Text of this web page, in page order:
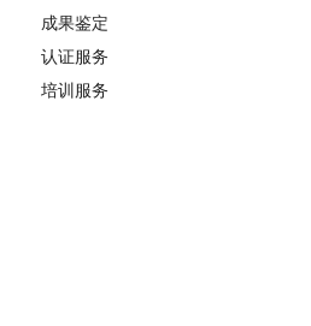
成果鉴定
认证服务
培训服务